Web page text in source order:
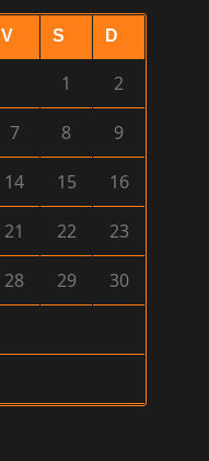
V S D
1 2
7 8 9
14 15 16
21 22 23
28 29 30